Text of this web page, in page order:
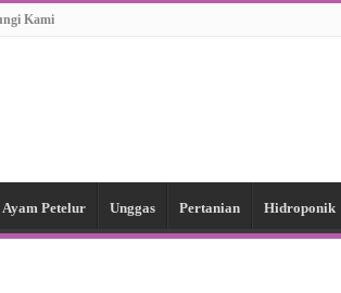
Kami
Ayam Petelur Unggas Pertanian Hidroponik